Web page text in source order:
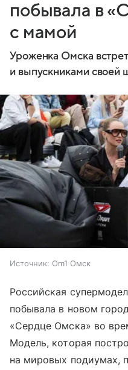
побывала в
с мамой
Уроженка Омска
и выпускниками своей
Источник: Om1 Омск
Российская
побывала в новом
«Сердце Омска» во
Модель, которая
на мировых подиумах,